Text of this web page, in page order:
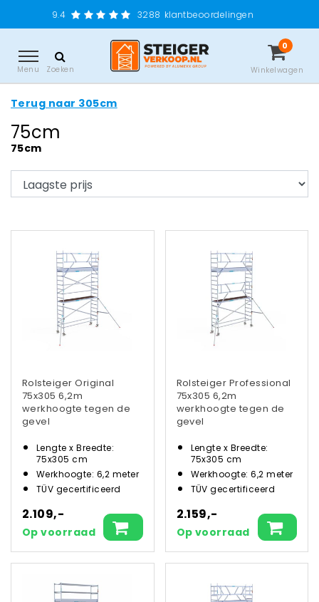
3288 klantbeoordelingen
Menu Zoeken
0
Winkelwagen
Terug naar 305cm
75cm
75cm
Rolsteiger Original
75x305 6,2m
werkhoogte tegen de
gevel
Lengte x Breedte:
75x305 cm
Werkhoogte: 6,2 meter
TÜV gecertificeerd
2.109,-
Op voorraad
Rolsteiger Professional
75x305 6,2m
werkhoogte tegen de
gevel
Lengte x Breedte:
75x305 cm
Werkhoogte: 6,2 meter
TÜV gecertificeerd
2.159,-
Op voorraad